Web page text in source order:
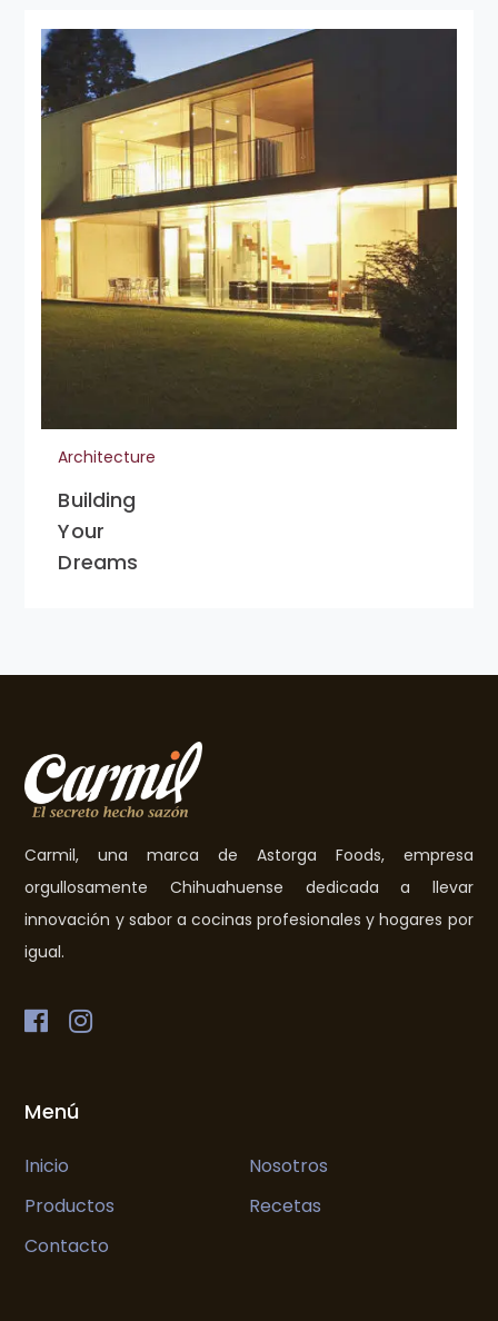
Architecture
Building
Your
Dreams
Carmil, una marca de Astorga Foods, empresa
orgullosamente Chihuahuense dedicada a llevar
innovación y sabor a cocinas profesionales y hogares por
igual.
Menú
Inicio
Nosotros
Productos
Recetas
Contacto